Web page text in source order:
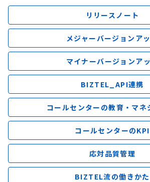
リリースノート
メジャーバージョンア
マイナーバージョンア
BIZTEL_API連携
コールセンターの教育・マネ
コールセンターのKPI
応対品質管理
BIZTEL流の働きかた